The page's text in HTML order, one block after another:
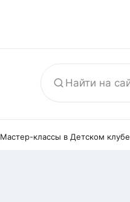
Мастер-классы в Детском клубе